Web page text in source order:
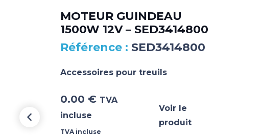
MOTEUR GUINDEAU
1500W 12V – SED3414800
SED3414800
Accessoires pour treuils
0.00 € TVA
incluse
TVA incluse
Voir le
produit